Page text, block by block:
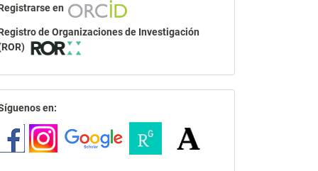
en
de Organizaciones de Investigación
en: